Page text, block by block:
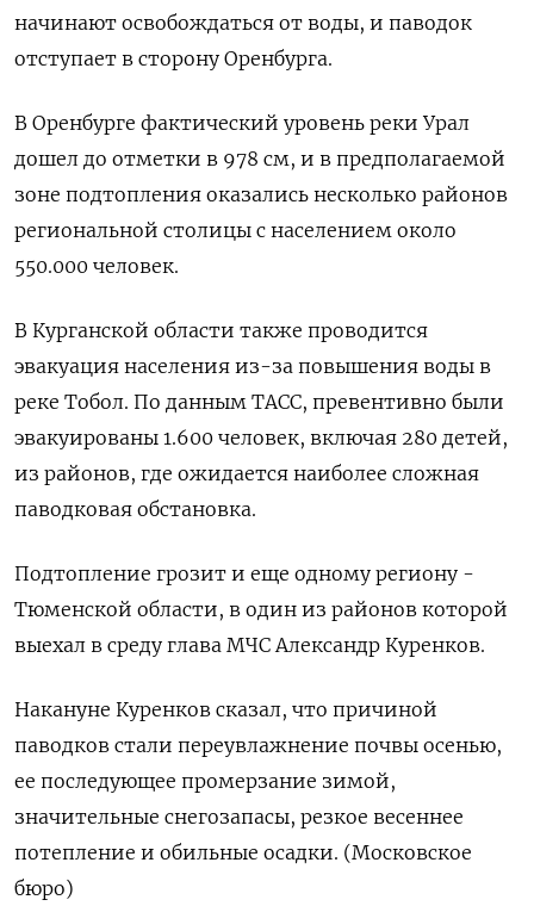
начинают освобождаться от воды, и паводок
отступает в сторону Оренбурга.
В Оренбурге фактический уровень реки Урал
дошел до отметки в 978 см, и в предполагаемой
зоне подтопления оказались несколько районов
региональной столицы с населением около
550.000 человек.
В Курганской области также проводится
эвакуация населения из-за повышения воды в
реке Тобол. По данным ТАСС, превентивно были
эвакуированы 1.600 человек, включая 280 детей,
из районов, где ожидается наиболее сложная
паводковая обстановка.
Подтопление грозит и еще одному региону -
Тюменской области, в один из районов которой
выехал в среду глава МЧС Александр Куренков.
Накануне Куренков сказал, что причиной
паводков стали переувлажнение почвы осенью,
ее последующее промерзание зимой,
значительные снегозапасы, резкое весеннее
потепление и обильные осадки. (Московское
бюро)